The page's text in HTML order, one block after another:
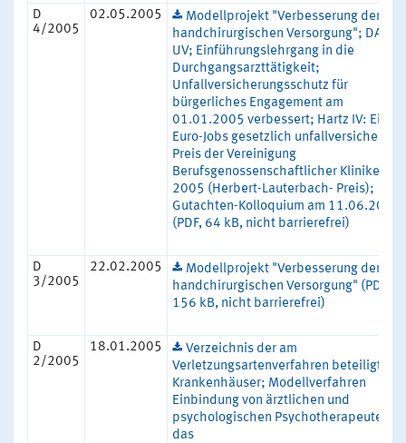
D
4/2005
02.05.2005
Modellprojekt "Verbesserung der
handchirurgischen Versorgung"; DALE-
UV; Einführungslehrgang in die
Durchgangsarzttätigkeit;
Unfallversicherungsschutz für
bürgerliches Engagement am
01.01.2005 verbessert; Hartz IV: Ein-
Euro-Jobs gesetzlich unfallversichert;
Preis der Vereinigung
Berufsgenossenschaftlicher Kliniken
2005 (Herbert-Lauterbach- Preis);
Gutachten-Kolloquium am 11.06.2005
(PDF, 64 kB, nicht barrierefrei)
D
3/2005
22.02.2005
Modellprojekt "Verbesserung der
handchirurgischen Versorgung" (PDF,
156 kB, nicht barrierefrei)
D
2/2005
18.01.2005
Verzeichnis der am
Verletzungsartenverfahren beteiligten
Krankenhäuser; Modellverfahren
Einbindung von ärztlichen und
psychologischen Psychotherapeuten in
das